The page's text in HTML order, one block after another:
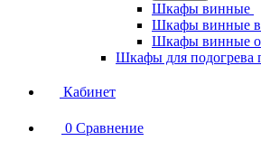
Шкафы винные
Шкафы винные
Шкафы винные
Шкафы для подогрева
Кабинет
0 Сравнение